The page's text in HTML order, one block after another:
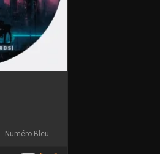
- Numéro Bleu - Shmirlap